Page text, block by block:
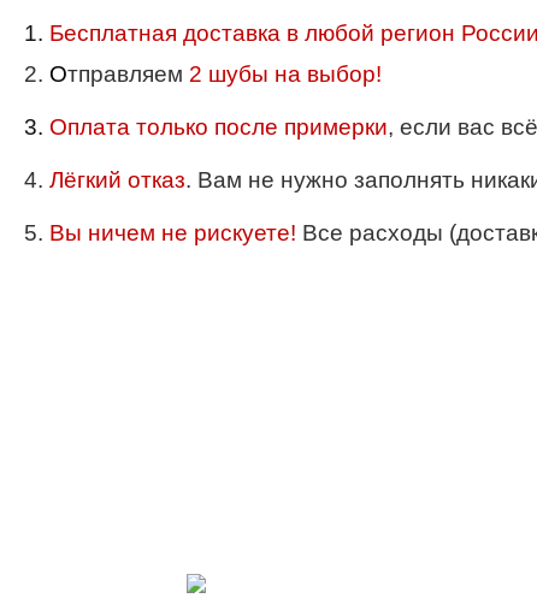
1. Бесплатная доставка в любой регион
2. Отправляем 2 шубы на выбор!
3. Оплата только после примерки, если вас
4. Лёгкий отказ. Вам не нужно заполнять
5. Вы ничем не рискуете! Все расходы